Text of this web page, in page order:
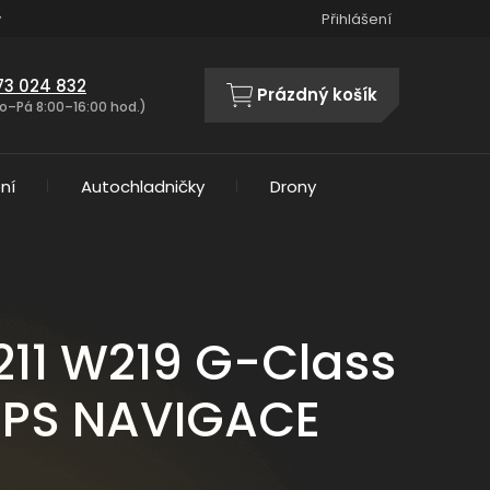
Přihlášení
024 832
8:00–16:00 hod.)
NÁKUPNÍ
Prázdný košík
Autochladničky Drony
W219 G-Class
NAVIGACE